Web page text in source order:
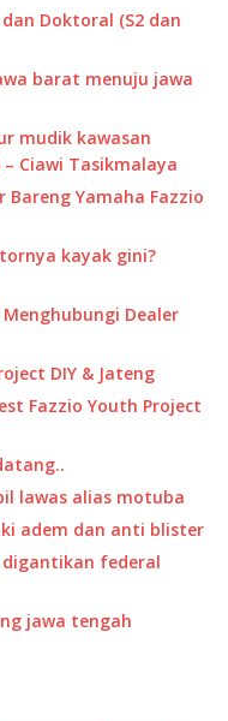
Doktoral (S2 dan
barat menuju jawa
mudik kawasan
Ciawi Tasikmalaya
Bareng Yamaha Fazzio
kayak gini?
Dealer
DIY & Jateng
Fazzio Youth Project
lawas alias motuba
adem dan anti blister
digantikan federal
jawa tengah